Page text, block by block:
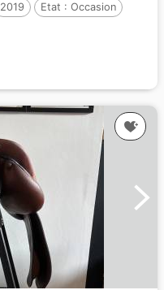
2019 Etat : Occasion